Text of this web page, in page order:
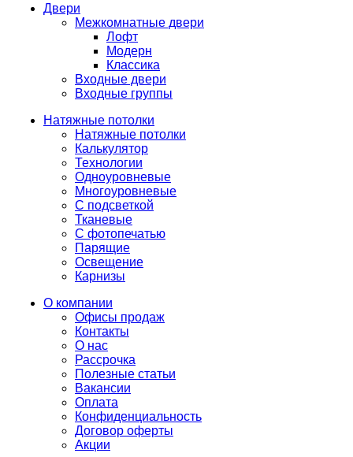
Двери
Межкомнатные двери
Лофт
Модерн
Классика
Входные двери
Входные группы
Натяжные потолки
Натяжные потолки
Калькулятор
Технологии
Одноуровневые
Многоуровневые
С подсветкой
Тканевые
С фотопечатью
Парящие
Освещение
Карнизы
О компании
Офисы продаж
Контакты
О нас
Рассрочка
Полезные статьи
Вакансии
Оплата
Конфиденциальность
Договор оферты
Акции